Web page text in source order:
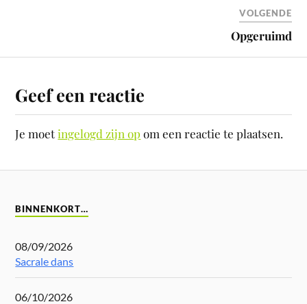
VOLGENDE
Opgeruimd
Geef een reactie
Je moetingelogd zijn op om een reactie te plaatsen.
BINNENKORT…
08/09/2026
Sacrale dans
06/10/2026